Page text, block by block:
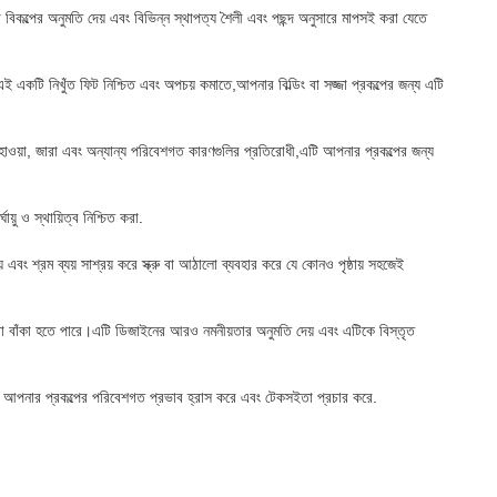
অনুমতি দেয় এবং বিভিন্ন স্থাপত্য শৈলী এবং পছন্দ অনুসারে মাপসই করা যেতে
একটি নিখুঁত ফিট নিশ্চিত এবং অপচয় কমাতে,আপনার বিল্ডিং বা সজ্জা প্রকল্পের জন্য এটি
জারা এবং অন্যান্য পরিবেশগত কারণগুলির প্রতিরোধী,এটি আপনার প্রকল্পের জন্য
ও স্থায়িত্ব নিশ্চিত করা.
এবং শ্রম ব্যয় সাশ্রয় করে স্ক্রু বা আঠালো ব্যবহার করে যে কোনও পৃষ্ঠায় সহজেই
বাঁকা হতে পারে।এটি ডিজাইনের আরও নমনীয়তার অনুমতি দেয় এবং এটিকে বিস্তৃত
আপনার প্রকল্পের পরিবেশগত প্রভাব হ্রাস করে এবং টেকসইতা প্রচার করে.